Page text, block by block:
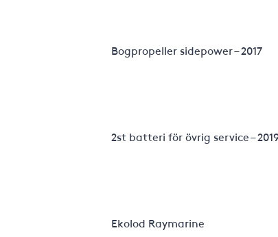
Bogpropeller sidepower – 2017
2st batteri för övrig service –
Ekolod Raymarine